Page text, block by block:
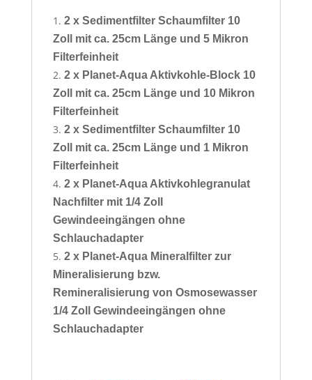
2 x Sedimentfilter Schaumfilter 10
Zoll mit ca. 25cm Länge und 5 Mikron
Filterfeinheit
2 x Planet-Aqua Aktivkohle-Block 10
Zoll mit ca. 25cm Länge und 10 Mikron
Filterfeinheit
2 x Sedimentfilter Schaumfilter 10
Zoll mit ca. 25cm Länge und 1 Mikron
Filterfeinheit
2 x Planet-Aqua Aktivkohlegranulat
Nachfilter mit 1/4 Zoll
Gewindeeingängen ohne
Schlauchadapter
2 x Planet-Aqua Mineralfilter zur
Mineralisierung bzw.
Remineralisierung von Osmosewasser
1/4 Zoll Gewindeeingängen ohne
Schlauchadapter